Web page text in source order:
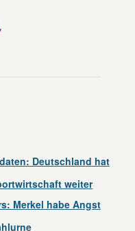
,
Deutschland hat
weiter
Merkel habe Angst